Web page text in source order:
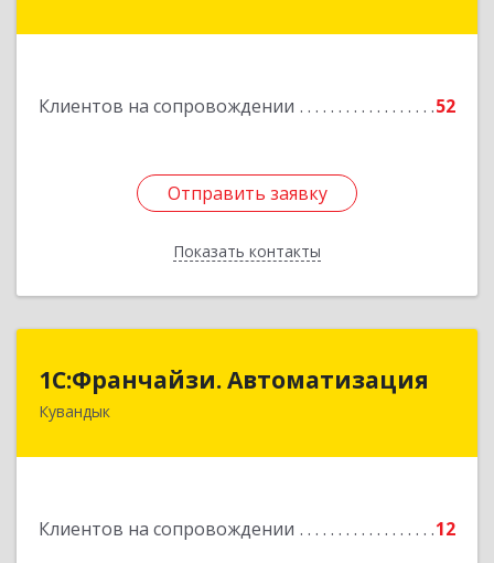
Клиентов на сопровождении 52
Отправить заявку
Показать контакты
Отправить заявку
Назад
1С:Франчайзи. Автоматизация
Кувандык
Клиентов на сопровождении 12
1С:Франчайзи. Автоматизация
462220, Оренбургская обл, Кувандыкский р-н,